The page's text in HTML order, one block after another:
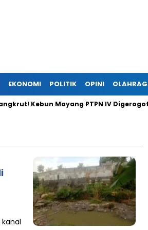
EKONOMI POLITIK OPINI
Kebun Mayang PTPN IV Digerogoti